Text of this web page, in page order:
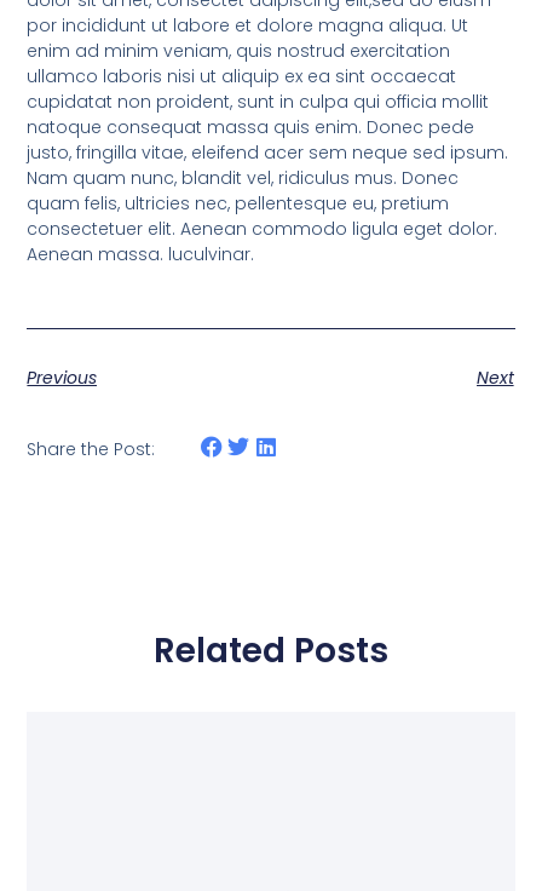
por incididunt ut labore et dolore magna aliqua. Ut
enim ad minim veniam, quis nostrud exercitation
ullamco laboris nisi ut aliquip ex ea sint occaecat
cupidatat non proident, sunt in culpa qui officia mollit
natoque consequat massa quis enim. Donec pede
justo, fringilla vitae, eleifend acer sem neque sed ipsum.
Nam quam nunc, blandit vel, ridiculus mus. Donec
quam felis, ultricies nec, pellentesque eu, pretium
consectetuer elit. Aenean commodo ligula eget dolor.
Aenean massa. luculvinar.
Previous Next
Share the Post:
Related Posts